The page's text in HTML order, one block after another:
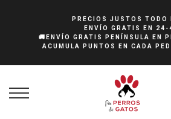
PRECIOS JUSTOS TODO
ENVÍO GRATIS EN 24-
🚚ENVÍO GRATIS PENÍNSULA EN
ACUMULA PUNTOS EN CADA